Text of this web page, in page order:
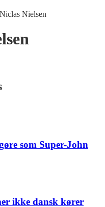
Nielsen
som Super-John
ikke dansk kører